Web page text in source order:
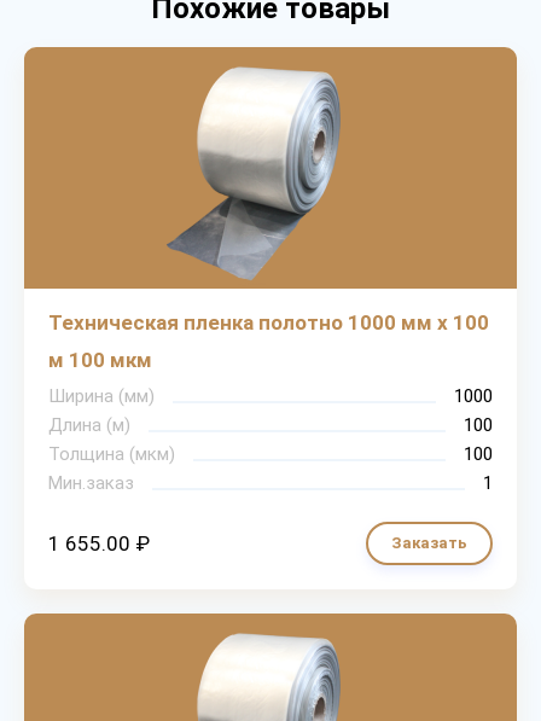
Похожие товары
Техническая пленка полотно 1000 мм х 100
м 100 мкм
Ширина (мм)
1000
Длина (м)
100
Толщина (мкм)
100
Мин.заказ
1
1 655.00 ₽ Заказать